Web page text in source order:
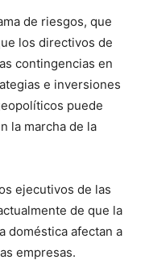
de riesgos, que
los directivos de
contingencias en
e inversiones
puede
la marcha de la
ejecutivos de las
de que la
doméstica afectan a
empresas.